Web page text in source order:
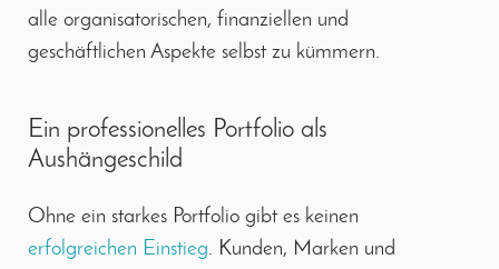
alle organisatorischen, finanziellen und
geschäftlichen Aspekte selbst zu kümmern.
Ein professionelles Portfolio als
Aushängeschild
Ohne ein starkes Portfolio gibt es keinen
erfolgreichen Einstieg. Kunden, Marken und